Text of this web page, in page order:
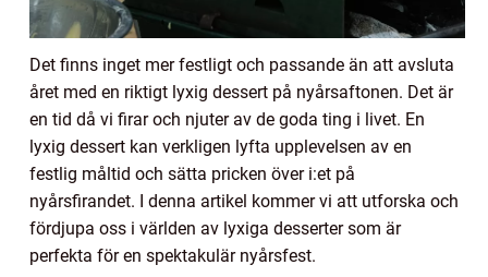
Det finns inget mer festligt och passande än att avsluta
året med en riktigt lyxig dessert på nyårsaftonen. Det är
en tid då vi firar och njuter av de goda ting i livet. En
lyxig dessert kan verkligen lyfta upplevelsen av en
festlig måltid och sätta pricken över i:et på
nyårsfirandet. I denna artikel kommer vi att utforska och
fördjupa oss i världen av lyxiga desserter som är
perfekta för en spektakulär nyårsfest.